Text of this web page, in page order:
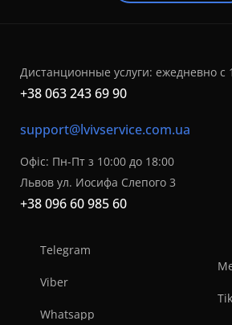
Дистанционные услуги: ежедневно с
+38 063 243 69 90
support@lvivservice.com.ua
Офіс: Пн-Пт з 10:00 до 18:00
Львов ул. Иосифа Слепого 3
+38 096 60 985 60
Telegram
Viber
Whatsapp